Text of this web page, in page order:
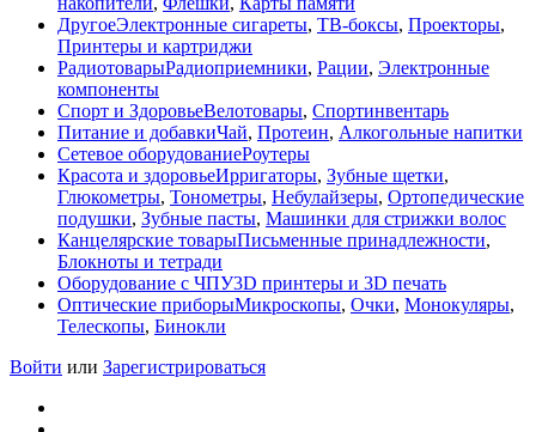
ДругоеЭлектронные сигареты, ТВ-боксы, Проекторы,
Принтеры и картриджи
РадиотоварыРадиоприемники, Рации, Электронные
компоненты
Спорт и ЗдоровьеВелотовары, Спортинвентарь
Питание и добавкиЧай, Протеин, Алкогольные напитки
Сетевое оборудованиеРоутеры
Красота и здоровьеИрригаторы, Зубные щетки,
Глюкометры, Тонометры, Небулайзеры, Ортопедические
подушки, Зубные пасты, Машинки для стрижки волос
Канцелярские товарыПисьменные принадлежности,
Блокноты и тетради
Оборудование с ЧПУ3D принтеры и 3D печать
Оптические приборыМикроскопы, Очки, Монокуляры,
Телескопы, Бинокли
Войти или Зарегистрироваться